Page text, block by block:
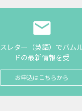
レター（英語）でバム
ドの最新情報を受
お申込はこちらから